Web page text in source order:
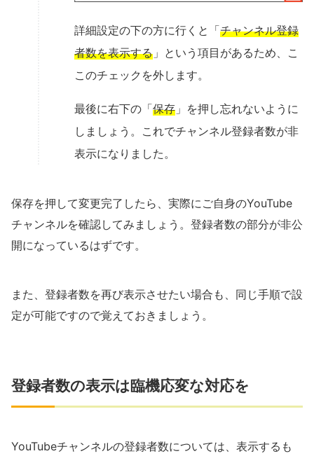
詳細設定の下の方に行くと「チャンネル登録
者数を表示する 」という項目があるため、こ
このチェックを外します。
最後に右下の「保存 」を押し忘れないように
しましょう。これでチャンネル登録者数が非
表示になりました。
保存を押して変更完了したら、実際にご自身のYouTube
チャンネルを確認してみましょう。登録者数の部分が非公
開になっているはずです。
また、登録者数を再び表示させたい場合も、同じ手順で設
定が可能ですので覚えておきましょう。
登録者数の表示は臨機応変な対応を
YouTubeチャンネルの登録者数については、表示するも